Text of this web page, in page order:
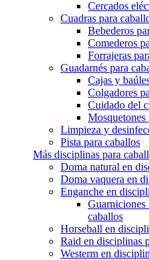
Cercados
Cuadras para
Bebederos
Comederos
Forrajeras
Guadarnés para
Cajas y
Colgadores
Cuidado del
Mosquetones
Limpieza y
Pista para caballos
Más disciplinas para
Doma natural en
Doma vaquera en
Enganche en
Guarniciones
caballos
Horseball en
Raid en disciplinas
Westerm en